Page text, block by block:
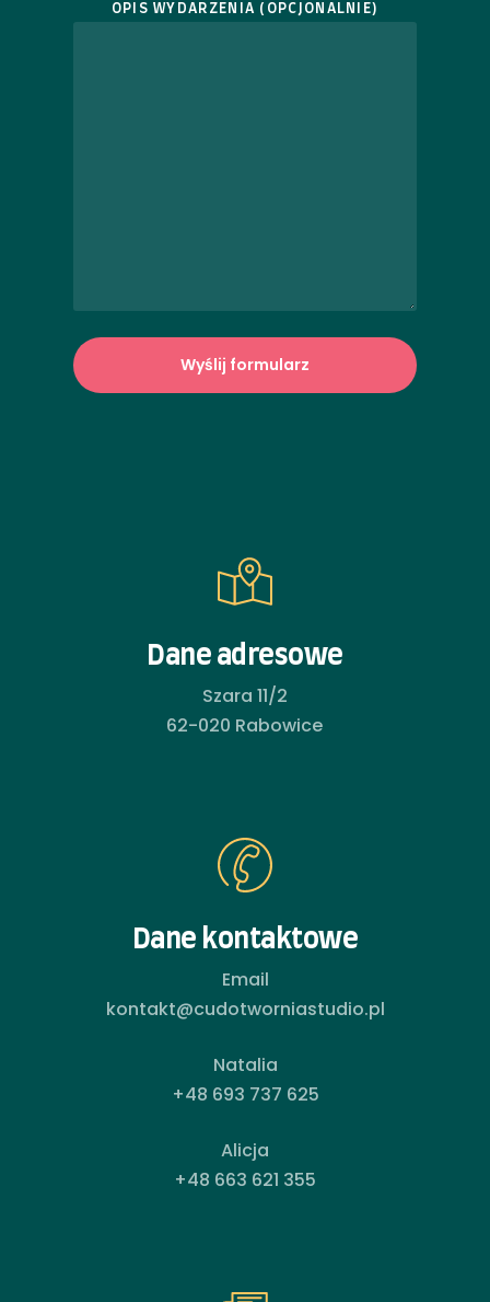
OPIS WYDARZENIA (OPCJONALNIE)
Dane adresowe
Szara 11/2
62-020 Rabowice
Dane kontaktowe
Email
kontakt@cudotworniastudio.pl
Natalia
+48 693 737 625
Alicja
+48 663 621 355